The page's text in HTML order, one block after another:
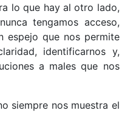
lo que hay al otro lado,
tengamos acceso,
espejo que nos permite
identificarnos y,
a males que nos
siempre nos muestra el